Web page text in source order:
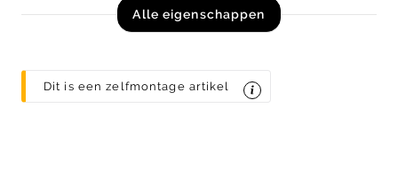
Alle eigenschappen
Dit is een zelfmontage artikel